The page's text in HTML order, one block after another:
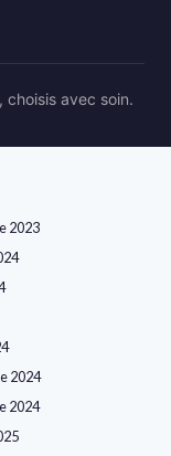
choisis avec soin.
2023
2024
2024